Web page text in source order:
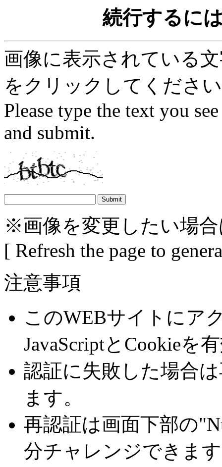
続行するに
画像に表示されている
をクリックしてくださ
Please type the text you
and submit.
※画像を変更したい場
[ Refresh the page to
注意事項
このWEBサイトにア
JavaScriptとCookieを
認証に失敗した場合
ます。
再認証は画面下部の
分チャレンジできま